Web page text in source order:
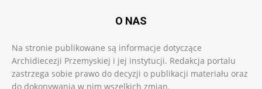
O NAS
Na stronie publikowane są informacje dotyczące
Archidiecezji Przemyskiej i jej instytucji. Redakcja portalu
zastrzega sobie prawo do decyzji o publikacji materiału oraz
do dokonywania w nim wszelkich zmian.